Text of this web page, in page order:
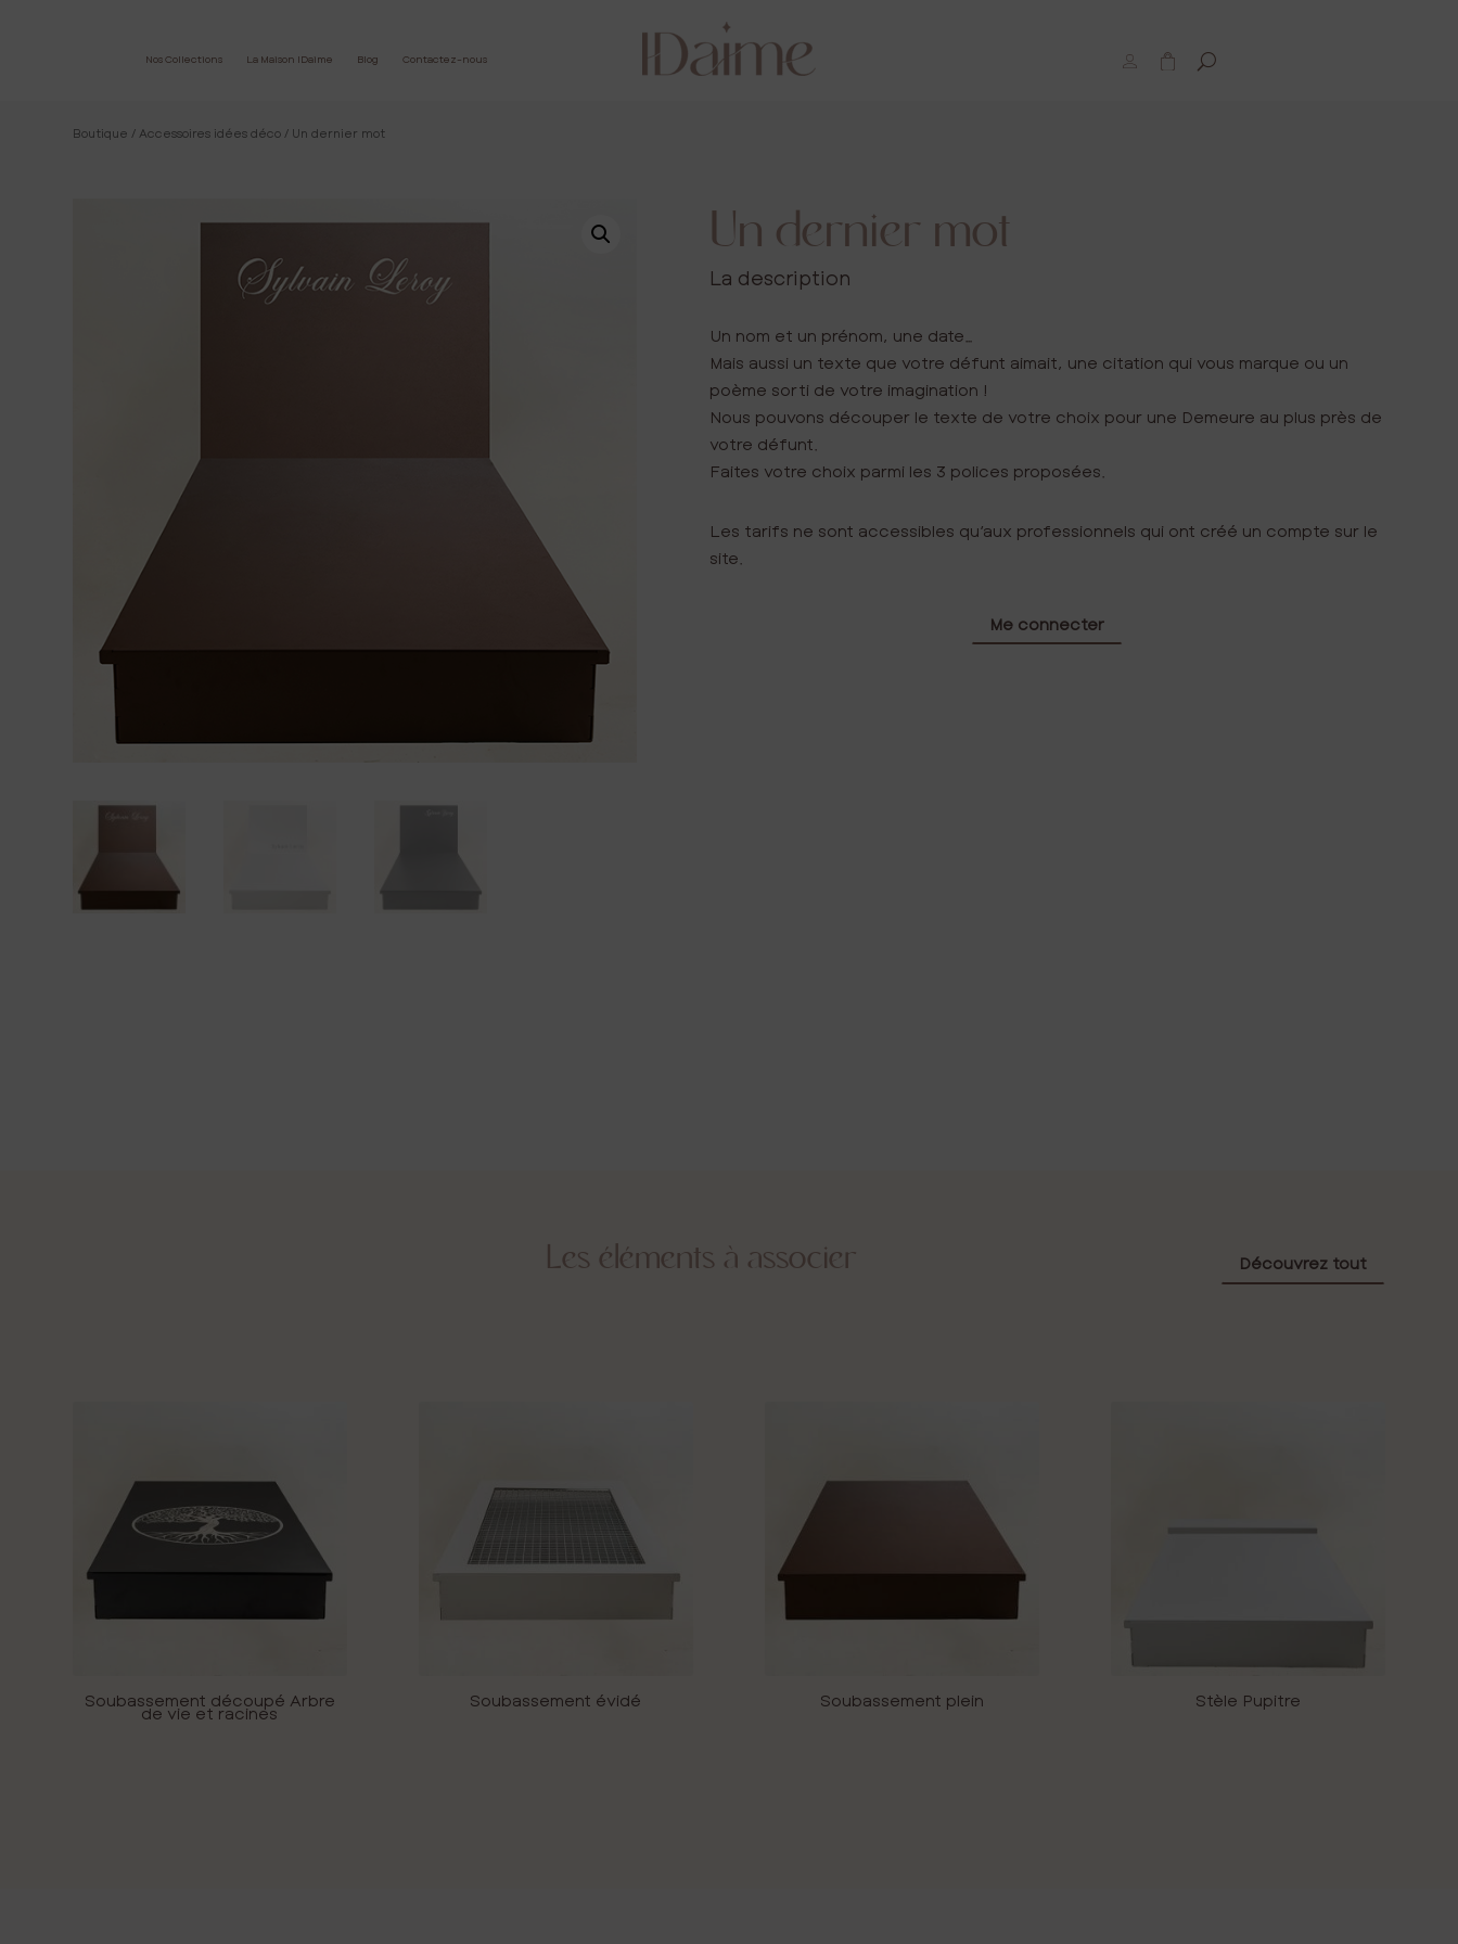
Nos Collections La Maison IDaime Blog Contactez-nous
o
P
a
Boutique / Accessoires idées déco / Un dernier mot
Un dernier mot
La description
Un nom et un prénom, une date…
Mais aussi un texte que votre défunt aimait, une citation qui vous marque ou un
poème sorti de votre imagination !
Nous pouvons découper le texte de votre choix pour une Demeure au plus près de
votre défunt.
Faites votre choix parmi les 3 polices proposées.
Les tarifs ne sont accessibles qu’aux professionnels qui ont créé un compte sur le
site.
Me connecter
Les éléments à associer Découvrez tout
Soubassement découpé Arbre
de vie et racines
Soubassement évidé Soubassement plein Stèle Pupitre